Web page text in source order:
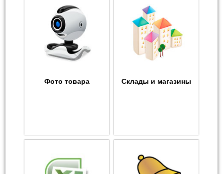
Фото товара Склады и магазины